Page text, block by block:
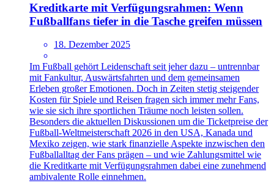
Kreditkarte mit Verfügungsrahmen: Wenn
Fußballfans tiefer in die Tasche greifen müssen
18. Dezember 2025
Im Fußball gehört Leidenschaft seit jeher dazu – untrennbar
mit Fankultur, Auswärtsfahrten und dem gemeinsamen
Erleben großer Emotionen. Doch in Zeiten stetig steigender
Kosten für Spiele und Reisen fragen sich immer mehr Fans,
wie sie sich ihre sportlichen Träume noch leisten sollen.
Besonders die aktuellen Diskussionen um die Ticketpreise der
Fußball-Weltmeisterschaft 2026 in den USA, Kanada und
Mexiko zeigen, wie stark finanzielle Aspekte inzwischen den
Fußballalltag der Fans prägen – und wie Zahlungsmittel wie
die Kreditkarte mit Verfügungsrahmen dabei eine zunehmend
ambivalente Rolle einnehmen.